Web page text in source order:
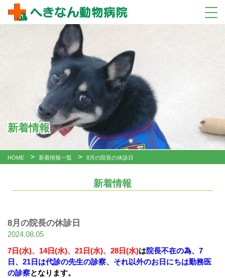
新着情報
HOME 新着情報一覧 8月の院長の休診日
新着情報
8月の院長の休診日
2024.08.05
7日(水)、14日(水)、21日(水)、28日(水)は院長不在の為、7
日、21日は代診の先生の診察、それ以外のお日にちは勤務医
の診察となります。